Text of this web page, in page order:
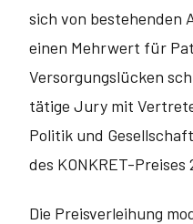
sich von bestehenden
einen Mehrwert für
Versorgungslücken
tätige Jury mit
Politik und
des KONKRET-
Die Preisverleihung